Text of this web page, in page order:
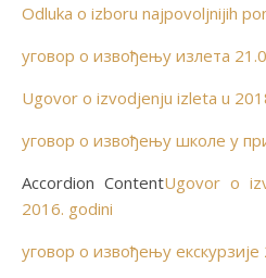
Odluka o izboru najpovoljnijih
уговор о извођењу излета
Ugovor o izvodjenju izleta u
уговор о извођењу школе у
Accordion ContentUgovor o
2016. godini
уговор о извођењу